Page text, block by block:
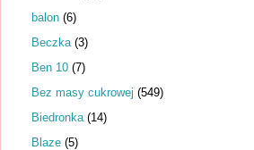
balon (6)
Beczka (3)
Ben 10 (7)
Bez masy cukrowej (549)
Biedronka (14)
Blaze (5)